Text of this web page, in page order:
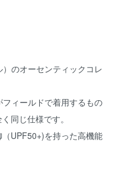
のオーセンティックコレ
ィールドで着用するもの
同じ仕様です。
UPF50+)を持った高機能